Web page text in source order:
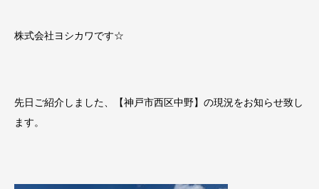
株式会社ヨシカワです☆
先日ご紹介しました、【神戸市西区中野】の現況をお知らせ致し
ます。